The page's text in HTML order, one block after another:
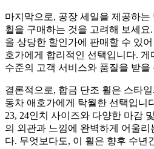
마지막으로, 공장 세일을 제공하
휠을 구매하는 것을 고려해 보세요
을 상당한 할인가에 판매할 수 있
호가에게 합리적인 선택입니다.
수준의 고객 서비스와 품질을 받
결론적으로, 합금 단조 휠은 스타
동차 애호가에게 탁월한 선택입니
23, 24인치 사이즈와 다양한 마감
의 외관과 느낌에 완벽하게 어울리
다. 무엇보다도, 이 휠은 향후 수년